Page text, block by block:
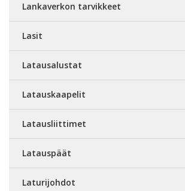
Lankaverkon tarvikkeet
Lasit
Latausalustat
Latauskaapelit
Latausliittimet
Latauspäät
Laturijohdot